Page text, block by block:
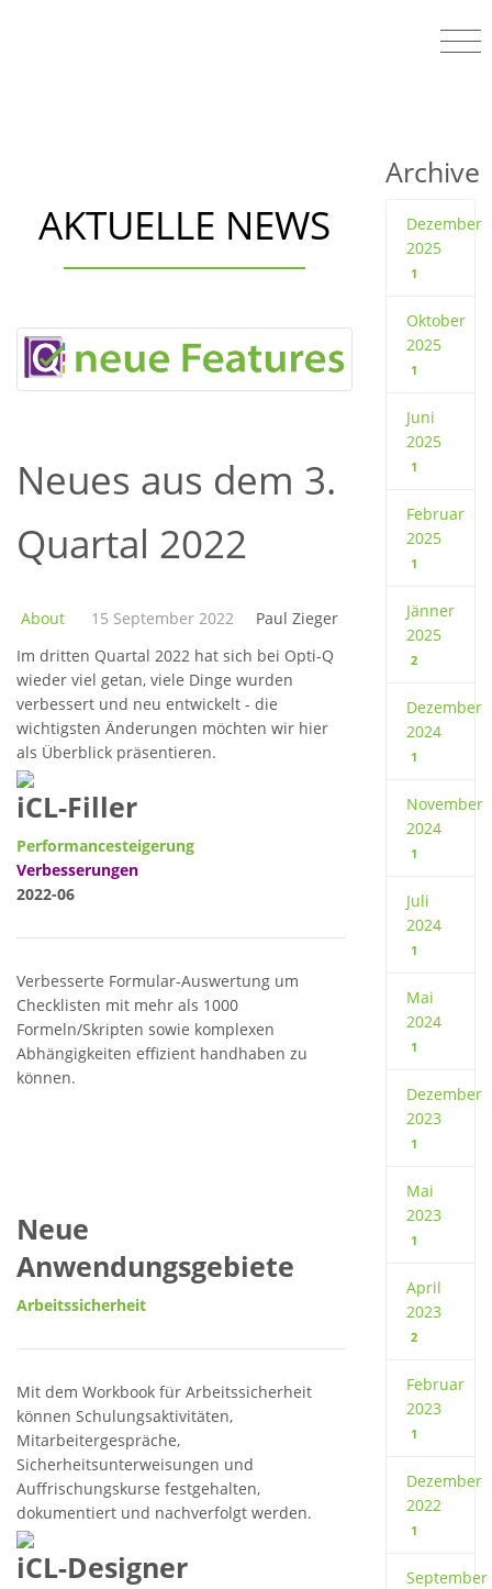
AKTUELLE NEWS
Neues aus dem 3.
Quartal 2022
About 15 September 2022
Paul Zieger
Im dritten Quartal 2022 hat sich bei Opti-Q
wieder viel getan, viele Dinge wurden
verbessert und neu entwickelt - die
wichtigsten Änderungen möchten wir hier
als Überblick präsentieren.
iCL-Filler
Performancesteigerung
Verbesserungen
2022-06
Verbesserte Formular-Auswertung um
Checklisten mit mehr als 1000
Formeln/Skripten sowie komplexen
Abhängigkeiten effizient handhaben zu
können.
Neue
Anwendungsgebiete
Arbeitssicherheit
Mit dem Workbook für Arbeitssicherheit
können Schulungsaktivitäten,
Mitarbeitergespräche,
Sicherheitsunterweisungen und
Auffrischungskurse festgehalten,
dokumentiert und nachverfolgt werden.
iCL-Designer
Archive
Dezember
2025
1
Oktober
2025
1
Juni
2025
1
Februar
2025
1
Jänner
2025
2
Dezember
2024
1
November
2024
1
Juli
2024
1
Mai
2024
1
Dezember
2023
1
Mai
2023
1
April
2023
2
Februar
2023
1
Dezember
2022
1
September